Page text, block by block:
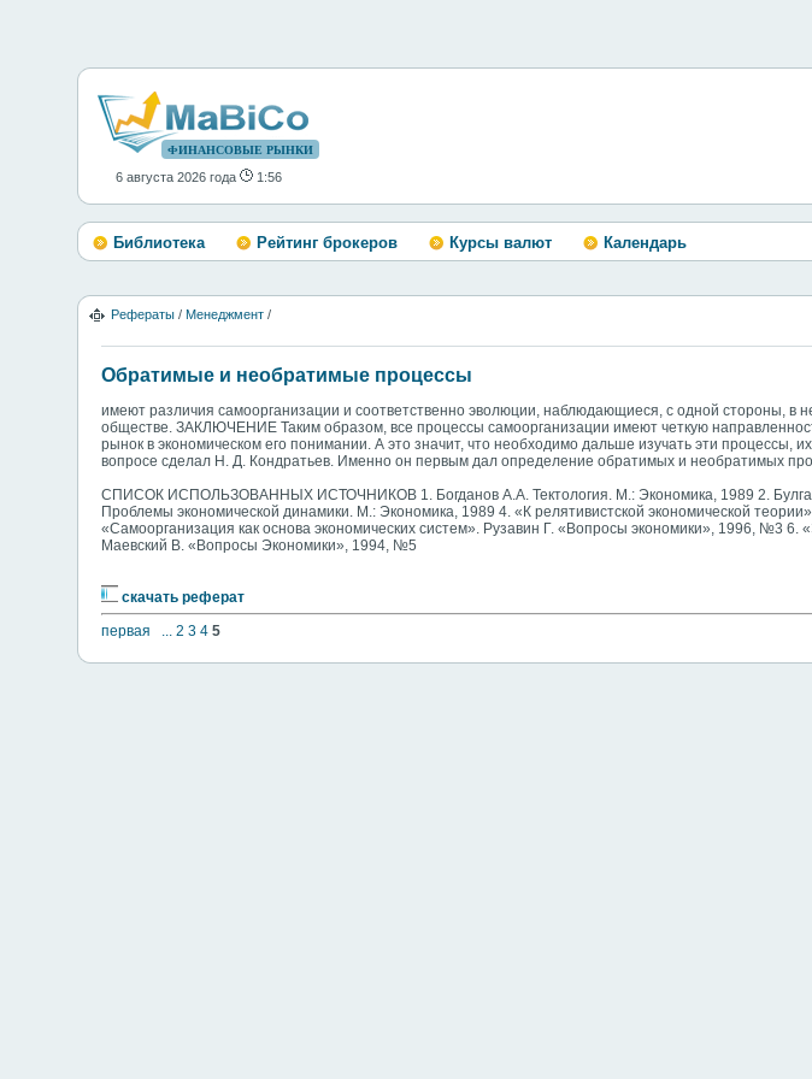
ФИНАНСОВЫЕ РЫНКИ
6 августа 2026 года 1:56
Библиотека Рейтинг брокеров Курсы валют Календарь
Рефераты / Менеджмент /
Обратимые и необратимые процессы
имеют различия самоорганизации и соответственно эволюции, наблюдающиеся, с одной стороны, в
обществе. ЗАКЛЮЧЕНИЕ Таким образом, все процессы самоорганизации имеют четкую
рынок в экономическом его понимании. А это значит, что необходимо дальше изучать эти процессы,
вопросе сделал Н. Д. Кондратьев. Именно он первым дал определение обратимых и необратимых
СПИСОК ИСПОЛЬЗОВАННЫХ ИСТОЧНИКОВ 1. Богданов А.А. Тектология. М.: Экономика, 1989 2.
Проблемы экономической динамики. М.: Экономика, 1989 4. «К релятивистской экономической
«Самоорганизация как основа экономических систем». Рузавин Г. «Вопросы экономики», 1996, №3 6.
Маевский В. «Вопросы Экономики», 1994, №5
скачать реферат
первая
... 2 3 4 5